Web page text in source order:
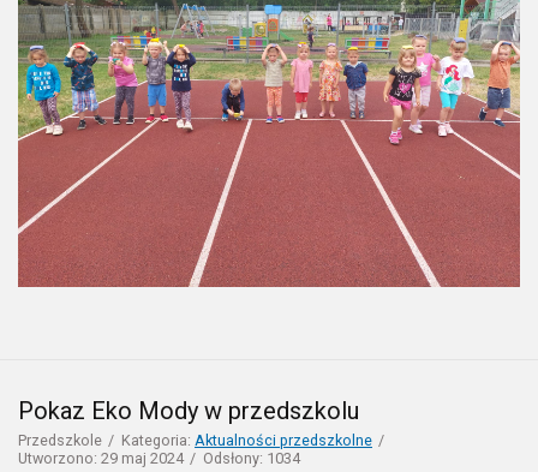
Pokaz Eko Mody w przedszkolu
Przedszkole Kategoria: Aktualności przedszkolne
Utworzono: 29 maj 2024
Odsłony: 1034